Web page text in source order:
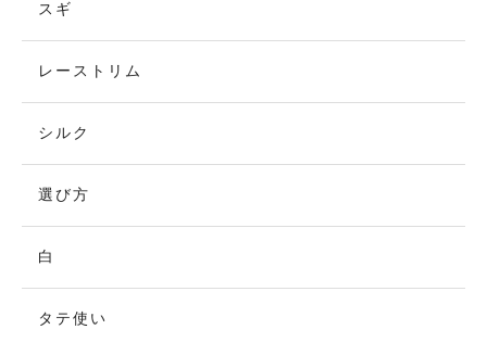
スギ
レーストリム
シルク
選び方
白
タテ使い